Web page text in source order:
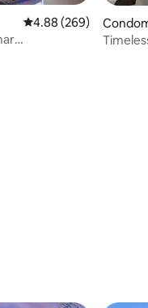
Calificación
4.88 (269)
Pêra